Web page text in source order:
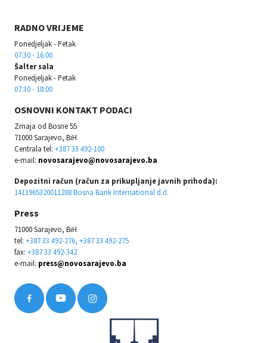
RADNO VRIJEME
Ponedjeljak - Petak
07:30 - 16:00
Šalter sala
Ponedjeljak - Petak
07:30 - 18:00
OSNOVNI KONTAKT PODACI
Zmaja od Bosne 55
71000 Sarajevo, BiH
Centrala tel: +387 33 492-100
e-mail: novosarajevo@novosarajevo.ba
Depozitni račun (račun za prikupljanje javnih prihoda):
1411965320011288 Bosna Bank International d.d.
Press
71000 Sarajevo, BiH
tel: +387 33 492-276, +387 33 492-275
fax: +387 33 492-342
e-mail: press@novosarajevo.ba